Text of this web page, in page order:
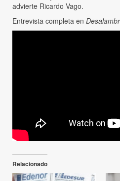
advierte Ricardo Vago.
Entrevista completa en
Relacionado